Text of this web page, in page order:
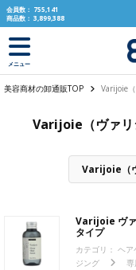
text.skipToContent
text.skipToNavigation
会員数： 755,141
商品数： 3,899,388
メニュー
美容商材の卸通販TOP Varijoie
Varijoie（ヴァリ
Varijoie（
Varijoie ヴァ
タイプ
カテゴリ： ヘア
ジング
専